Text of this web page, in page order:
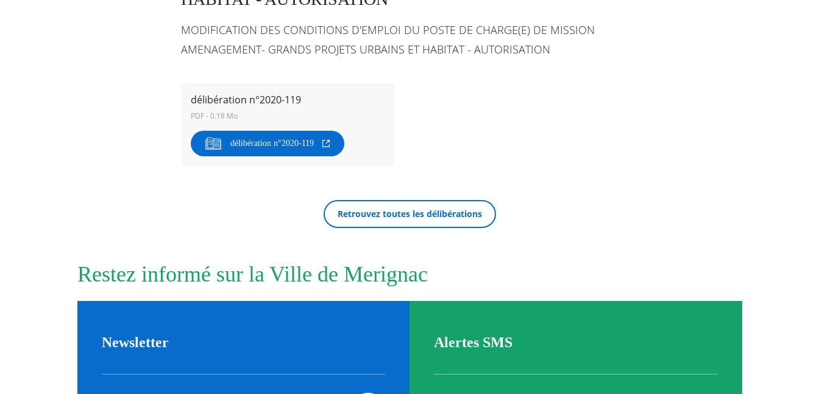
MODIFICATION DES CONDITIONS D'EMPLOI DU POSTE DE CHARGE(E) DE MISSION
AMENAGEMENT- GRANDS PROJETS URBAINS ET HABITAT - AUTORISATION
délibération n°2020-119
PDF - 0.18 Mo
délibération n°2020-119
Retrouvez toutes les délibérations
Restez informé sur la Ville de Merignac
Newsletter Alertes SMS